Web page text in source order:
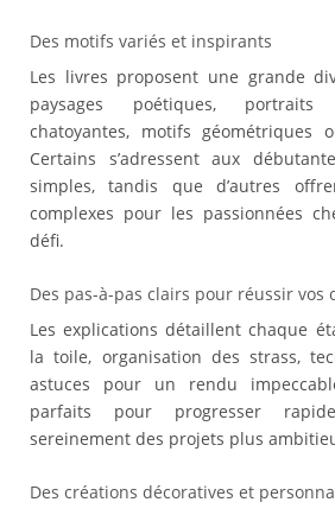
Des motifs variés et inspirants
Les livres proposent une grande
paysages poétiques, portraits
chatoyantes, motifs géométriques
Certains s’adressent aux
simples, tandis que d’autres
complexes pour les passionnées
défi.
Des pas-à-pas clairs pour réussir vos
Les explications détaillent chaque
la toile, organisation des strass,
astuces pour un rendu
parfaits pour progresser
sereinement des projets plus
Des créations décoratives et